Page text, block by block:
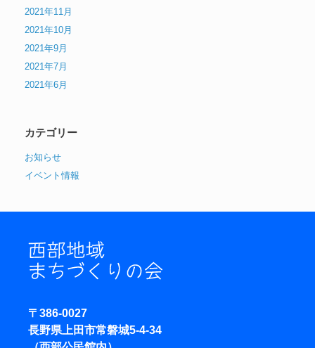
2021年11月
2021年10月
2021年9月
2021年7月
2021年6月
カテゴリー
お知らせ
イベント情報
〒386-0027
長野県上田市常磐城5-4-34